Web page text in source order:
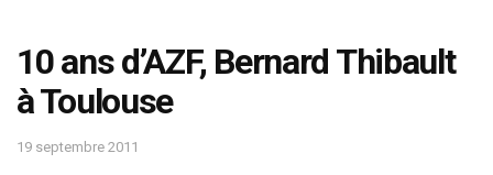
10 ans d’AZF, Bernard Thibault
à Toulouse
19 septembre 2011